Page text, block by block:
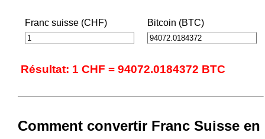
Franc suisse (CHF) Bitcoin (BTC)
Résultat: 1 CHF = 94072.0184372 BTC
Comment convertir Franc Suisse en